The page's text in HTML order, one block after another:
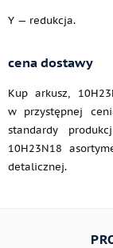
Y — redukcja.
cena dostawy
Kup arkusz,
w przystępnej
standardy
10H23N18
detalicznej.